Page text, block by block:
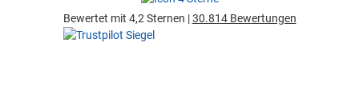
Bewertet mit 4,2 Sternen |30.814 Bewertungen